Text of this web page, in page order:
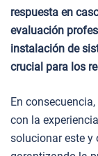
respuesta en
evaluación
instalación de
crucial para los
En
con la
solucionar este y